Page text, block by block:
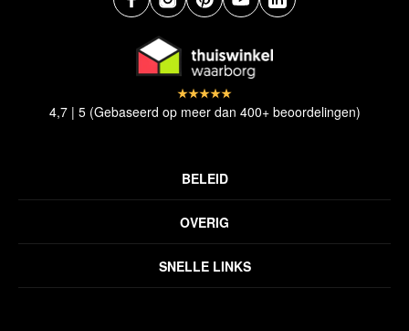
SNELLE LINKS
OVERIG
BELEID
Verzendbeleid
4,7 | 5 (Gebaseerd op meer dan 400+ beoordelingen)